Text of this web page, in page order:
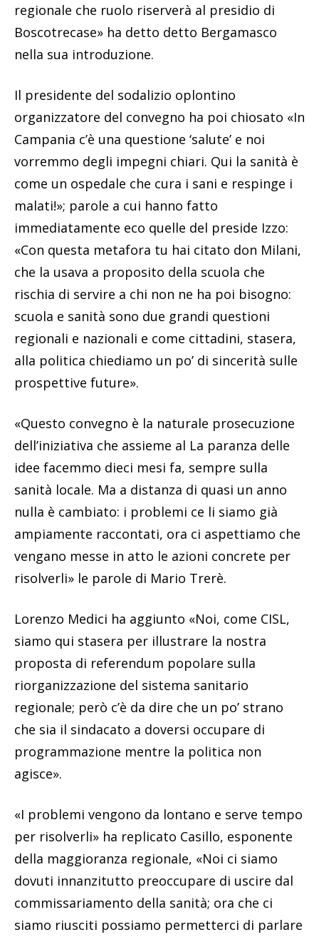
regionale che ruolo riserverà al presidio di
Boscotrecase» ha detto detto Bergamasco
nella sua introduzione.
Il presidente del sodalizio oplontino
organizzatore del convegno ha poi chiosato «In
Campania c’è una questione ‘salute’ e noi
vorremmo degli impegni chiari. Qui la sanità è
come un ospedale che cura i sani e respinge i
malati!»; parole a cui hanno fatto
immediatamente eco quelle del preside Izzo:
«Con questa metafora tu hai citato don Milani,
che la usava a proposito della scuola che
rischia di servire a chi non ne ha poi bisogno:
scuola e sanità sono due grandi questioni
regionali e nazionali e come cittadini, stasera,
alla politica chiediamo un po’ di sincerità sulle
prospettive future».
«Questo convegno è la naturale prosecuzione
dell’iniziativa che assieme al La paranza delle
idee facemmo dieci mesi fa, sempre sulla
sanità locale. Ma a distanza di quasi un anno
nulla è cambiato: i problemi ce li siamo già
ampiamente raccontati, ora ci aspettiamo che
vengano messe in atto le azioni concrete per
risolverli» le parole di Mario Trerè.
Lorenzo Medici ha aggiunto «Noi, come CISL,
siamo qui stasera per illustrare la nostra
proposta di referendum popolare sulla
riorganizzazione del sistema sanitario
regionale; però c’è da dire che un po’ strano
che sia il sindacato a doversi occupare di
programmazione mentre la politica non
agisce».
«I problemi vengono da lontano e serve tempo
per risolverli» ha replicato Casillo, esponente
della maggioranza regionale, «Noi ci siamo
dovuti innanzitutto preoccupare di uscire dal
commissariamento della sanità; ora che ci
siamo riusciti possiamo permetterci di parlare